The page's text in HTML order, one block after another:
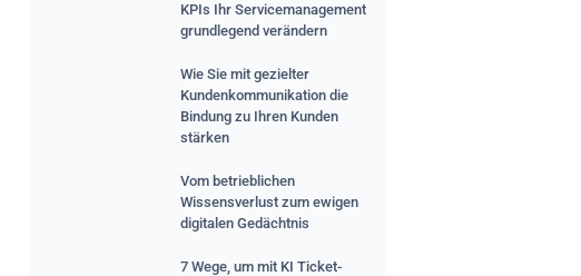
KPIs Ihr Servicemanagement
grundlegend verändern
Wie Sie mit gezielter
Kundenkommunikation die
Bindung zu Ihren Kunden
stärken
Vom betrieblichen
Wissensverlust zum ewigen
digitalen Gedächtnis
7 Wege, um mit KI Ticket-